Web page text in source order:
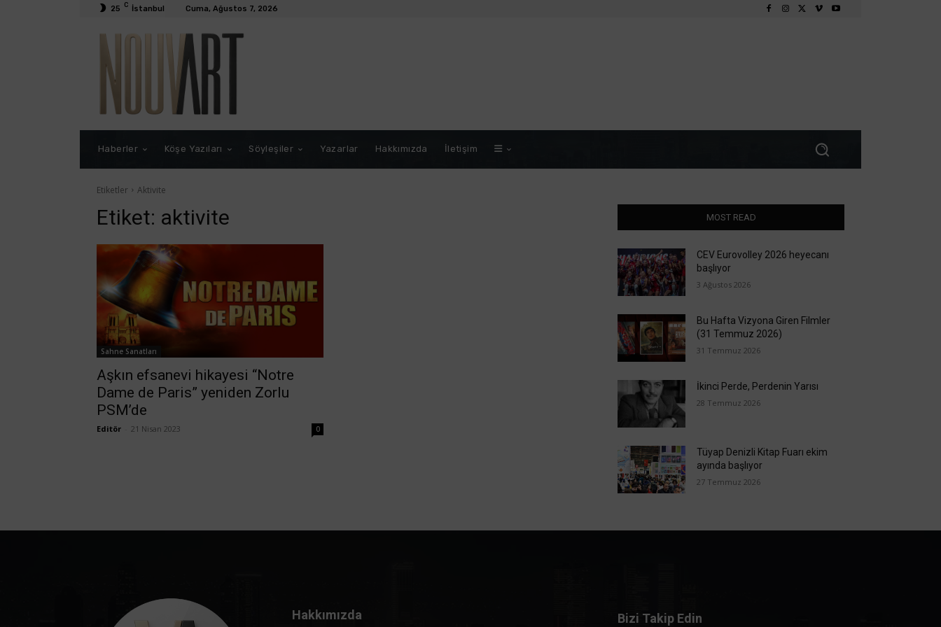
25 C İstanbul Cuma, Ağustos 7, 2026
Haberler Köşe Yazıları Söyleşiler Yazarlar Hakkımızda İletişim
Etiketler Aktivite
Etiket: aktivite
Sahne Sanatları
Aşkın efsanevi hikayesi “Notre
Dame de Paris” yeniden Zorlu
PSM’de
Editör 21 Nisan 2023 0
MOST READ
CEV Eurovolley 2026 heyecanı
başlıyor
3 Ağustos 2026
Bu Hafta Vizyona Giren Filmler
(31 Temmuz 2026)
31 Temmuz 2026
İkinci Perde, Perdenin Yarısı
28 Temmuz 2026
Tüyap Denizli Kitap Fuarı ekim
ayında başlıyor
27 Temmuz 2026
Hakkımızda Bizi Takip Edin